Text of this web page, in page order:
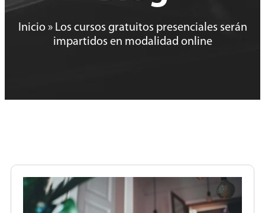
Inicio» Los cursos gratuitos presenciales serán
impartidos en modalidad online